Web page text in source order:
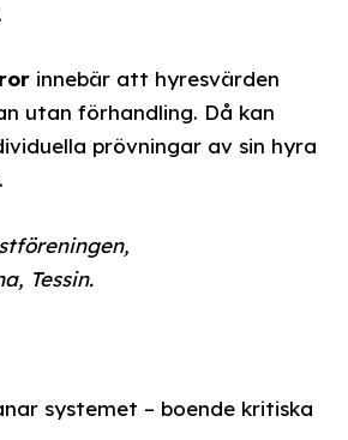
innebär att hyresvärden
utan förhandling. Då kan
prövningar av sin hyra
Tessin.
systemet – boende kritiska